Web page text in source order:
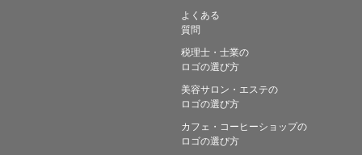
よくある
質問
税理士・士業の
ロゴの選び方
美容サロン・エステの
ロゴの選び方
カフェ・コーヒーショップの
ロゴの選び方